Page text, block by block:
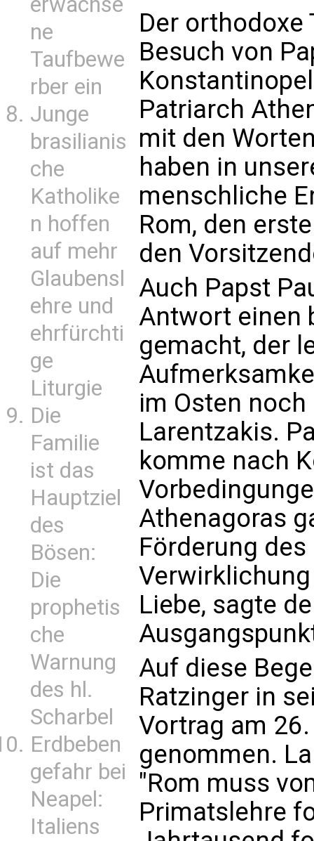
ne
Taufbewe
rber ein
Junge
brasilianis
che
Katholike
n hoffen
auf mehr
Glaubensl
ehre und
ehrfürchti
ge
Liturgie
Die
Familie
ist das
Hauptziel
des
Bösen:
Die
prophetis
che
Warnung
des hl.
Scharbel
Erdbeben
gefahr bei
Neapel:
Italiens
Der orthodoxe
Besuch von
Patriarch
mit den
haben in
menschliche
Rom, den
den
Auch Papst
Antwort einen
gemacht, der
im Osten
Larentzakis.
komme nach
Athenagoras
Förderung
Liebe, sagte
Auf diese
Ratzinger in
Vortrag am
genommen.
"Rom muss
Primatslehre